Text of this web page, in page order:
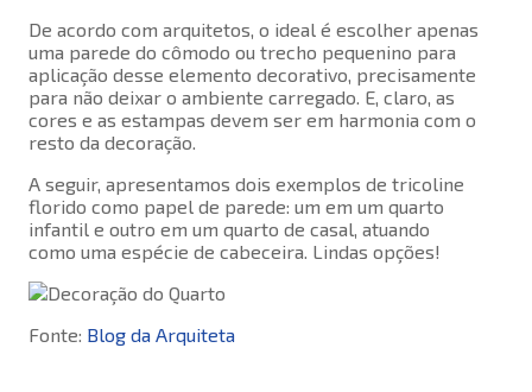
De acordo com arquitetos, o ideal é escolher apenas
uma parede do cômodo ou trecho pequenino para
aplicação desse elemento decorativo, precisamente
para não deixar o ambiente carregado. E, claro, as
cores e as estampas devem ser em harmonia com o
resto da decoração.
A seguir, apresentamos dois exemplos de tricoline
florido como papel de parede: um em um quarto
infantil e outro em um quarto de casal, atuando
como uma espécie de cabeceira. Lindas opções!
Fonte: Blog da Arquiteta